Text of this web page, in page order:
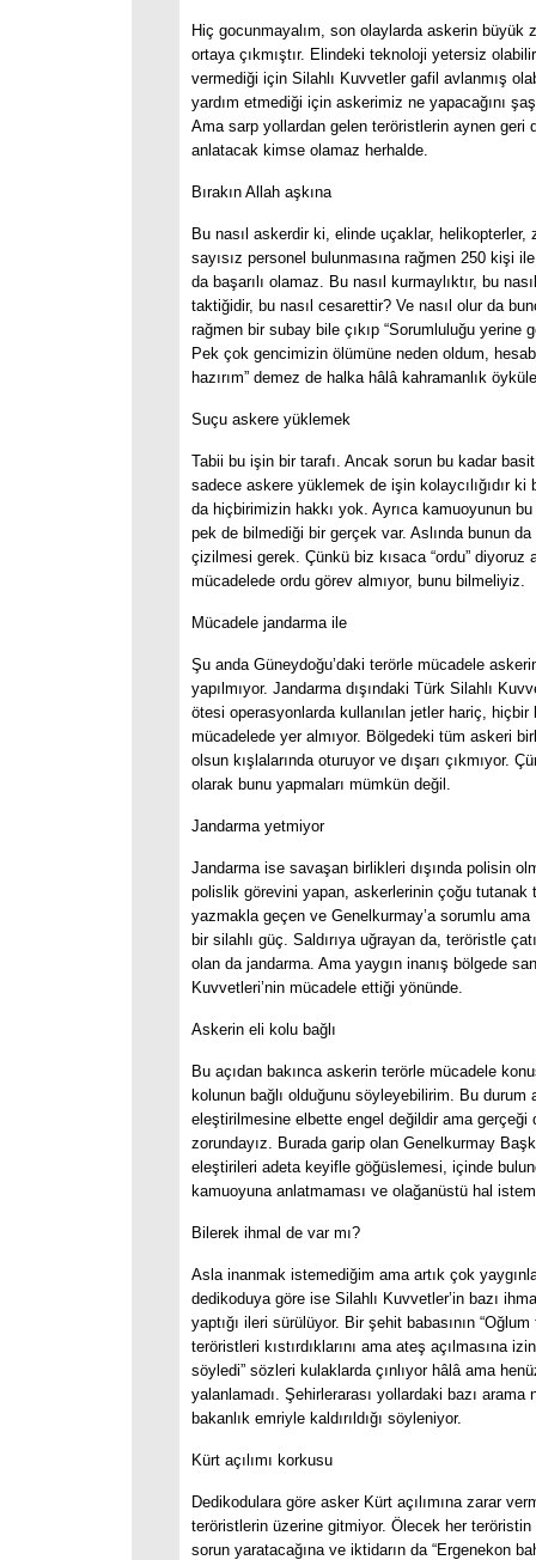
Hiç gocunmayalım, son olaylarda askerin büyük
ortaya çıkmıştır. Elindeki teknoloji yetersiz
vermediği için Silahlı Kuvvetler gafil avlanmış
yardım etmediği için askerimiz ne yapacağını
Ama sarp yollardan gelen teröristlerin aynen geri
anlatacak kimse olamaz herhalde.
Bırakın Allah aşkına
Bu nasıl askerdir ki, elinde uçaklar, helikopterler,
sayısız personel bulunmasına rağmen 250 kişi
da başarılı olamaz. Bu nasıl kurmaylıktır, bu
taktiğidir, bu nasıl cesarettir? Ve nasıl olur da
rağmen bir subay bile çıkıp “Sorumluluğu yerine
Pek çok gencimizin ölümüne neden oldum,
hazırım” demez de halka hâlâ kahramanlık
Suçu askere yüklemek
Tabii bu işin bir tarafı. Ancak sorun bu kadar
sadece askere yüklemek de işin kolaycılığıdır ki
da hiçbirimizin hakkı yok. Ayrıca kamuoyunun
pek de bilmediği bir gerçek var. Aslında bunun da
çizilmesi gerek. Çünkü biz kısaca “ordu” diyoruz
mücadelede ordu görev almıyor, bunu bilmeliyiz.
Mücadele jandarma ile
Şu anda Güneydoğu’daki terörle mücadele
yapılmıyor. Jandarma dışındaki Türk Silahlı
ötesi operasyonlarda kullanılan jetler hariç, hiçbir
mücadelede yer almıyor. Bölgedeki tüm askeri
olsun kışlalarında oturuyor ve dışarı çıkmıyor.
olarak bunu yapmaları mümkün değil.
Jandarma yetmiyor
Jandarma ise savaşan birlikleri dışında polisin
polislik görevini yapan, askerlerinin çoğu tutanak
yazmakla geçen ve Genelkurmay’a sorumlu ama
bir silahlı güç. Saldırıya uğrayan da, teröristle
olan da jandarma. Ama yaygın inanış bölgede
Kuvvetleri’nin mücadele ettiği yönünde.
Askerin eli kolu bağlı
Bu açıdan bakınca askerin terörle mücadele
kolunun bağlı olduğunu söyleyebilirim. Bu durum
eleştirilmesine elbette engel değildir ama gerçeği
zorundayız. Burada garip olan Genelkurmay
eleştirileri adeta keyifle göğüslemesi, içinde
kamuoyuna anlatmaması ve olağanüstü hal
Bilerek ihmal de var mı?
Asla inanmak istemediğim ama artık çok
dedikoduya göre ise Silahlı Kuvvetler’in bazı
yaptığı ileri sürülüyor. Bir şehit babasının
teröristleri kıstırdıklarını ama ateş açılmasına
söyledi” sözleri kulaklarda çınlıyor hâlâ ama
yalanlamadı. Şehirlerarası yollardaki bazı arama
bakanlık emriyle kaldırıldığı söyleniyor.
Kürt açılımı korkusu
Dedikodulara göre asker Kürt açılımına zarar
teröristlerin üzerine gitmiyor. Ölecek her
sorun yaratacağına ve iktidarın da “Ergenekon